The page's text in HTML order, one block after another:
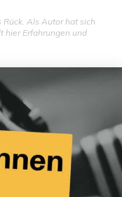
Rück. Als Autor hat sich
hier Erfahrungen und